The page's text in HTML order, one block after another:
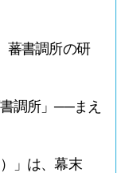
蕃書調所の研
調所」──まえ
」は、幕末